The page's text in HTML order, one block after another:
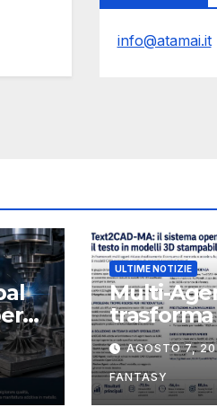
info@atamai.it
ULTIME NOTIZIE
Multi-
CAD
volte
AGOSTO 7,
FANTASY